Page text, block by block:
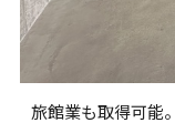
旅館業も取得可能。